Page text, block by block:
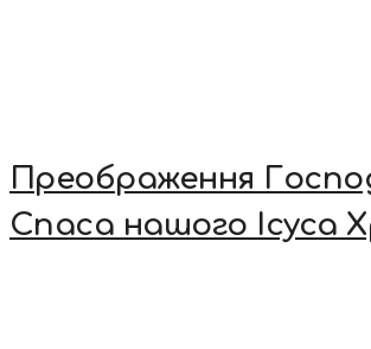
Преображення
Спаса нашого Ісуса